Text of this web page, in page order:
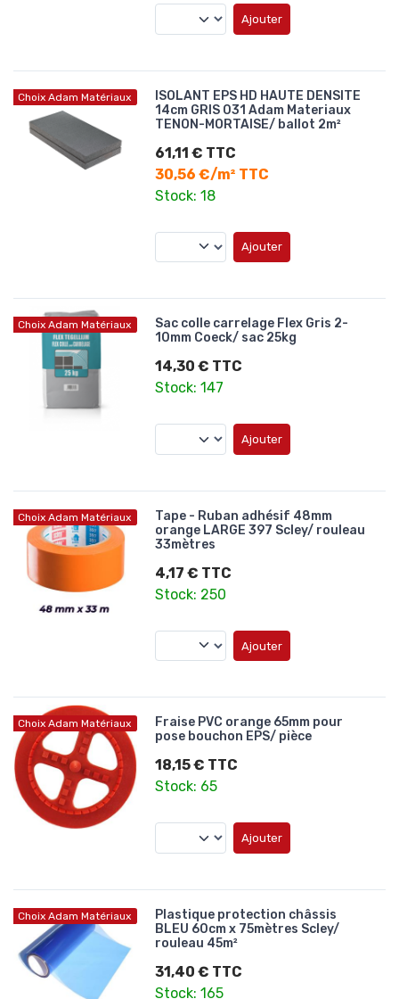
Ajouter
Choix Adam Matériaux
ISOLANT EPS HD HAUTE DENSITE
14cm GRIS 031 Adam Materiaux
TENON-MORTAISE/ ballot 2m²
61,11 € TTC
30,56 €/m² TTC
Stock: 18
Ajouter
Choix Adam Matériaux
Sac colle carrelage Flex Gris 2-
10mm Coeck/ sac 25kg
14,30 € TTC
Stock: 147
Ajouter
Choix Adam Matériaux
Tape - Ruban adhésif 48mm
orange LARGE 397 Scley/ rouleau
33mètres
4,17 € TTC
Stock: 250
Ajouter
Choix Adam Matériaux
Fraise PVC orange 65mm pour
pose bouchon EPS/ pièce
18,15 € TTC
Stock: 65
Ajouter
Choix Adam Matériaux
Plastique protection châssis
BLEU 60cm x 75mètres Scley/
rouleau 45m²
31,40 € TTC
Stock: 165